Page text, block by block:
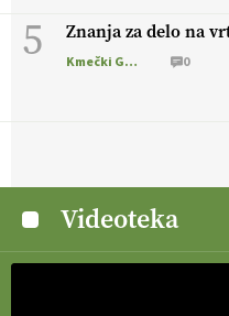
5 Znanja za delo na
Kmečki Glas 0
Videoteka